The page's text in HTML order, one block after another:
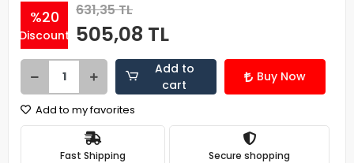
%20
Discount
631,35 TL
505,08 TL
Add to
cart
Buy Now
Add to my favorites
Fast Shipping Secure shopping